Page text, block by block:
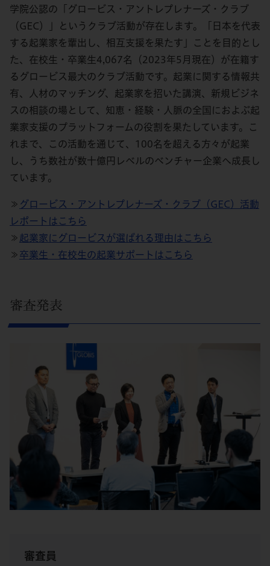
学院公認の「グロービス・アントレプレナーズ・クラブ
（GEC）」というクラブ活動が存在します。「日本を代表
する起業家を輩出し、相互支援を果たす」ことを目的とし
た、在校生・卒業生4,067名（2023年5月現在）が在籍す
るグロービス最大のクラブ活動です。起業に関する情報共
有、人材のマッチング、起業家を招いた講演、新規ビジネ
スの相談の場として、知恵・経験・人脈の全国におよぶ起
業家支援のプラットフォームの役割を果たしています。こ
れまで、この活動を通じて、100名を超える方々が起業
し、うち数社が数十億円レベルのベンチャー企業へ成長し
ています。
≫ グロービス・アントレプレナーズ・クラブ（GEC）活動
レポートはこちら
≫ 起業家にグロービスが選ばれる理由はこちら
≫ 卒業生・在校生の起業サポートはこちら
審査発表
審査員